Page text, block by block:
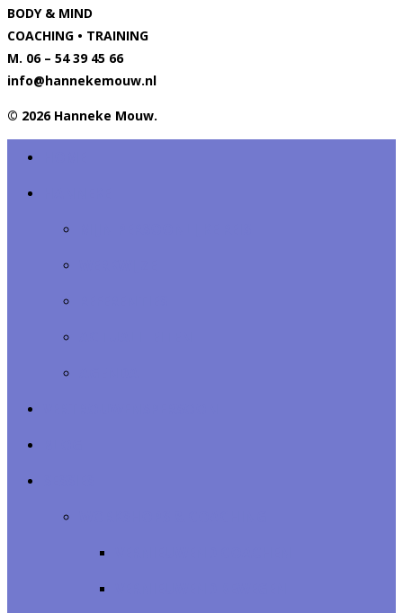
BODY & MIND
COACHING • TRAINING
M. 06 – 54 39 45 66
info@hannekemouw.nl
© 2026 Hanneke Mouw.